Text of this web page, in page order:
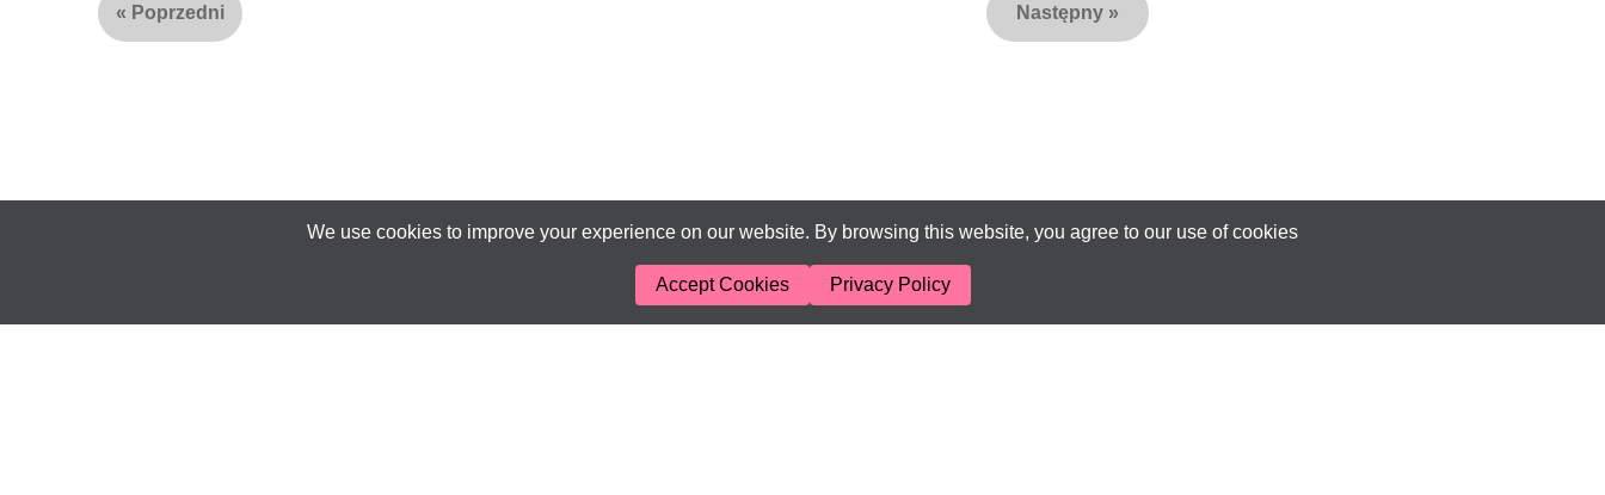
« Poprzedni Następny »
We use cookies to improve your experience on our website. By browsing this website, you agree to our use of cookies
Accept Cookies Privacy Policy